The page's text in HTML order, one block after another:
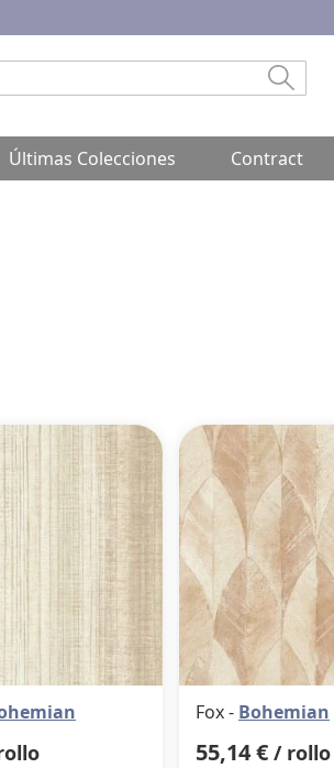
Últimas Colecciones Contract
Fox - Bohemian
55,14 € / rollo